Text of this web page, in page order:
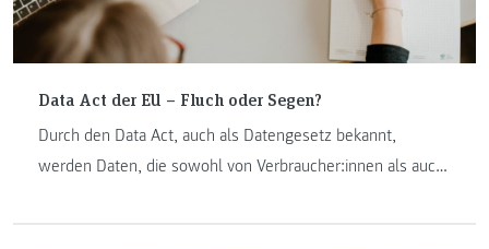
Data Act der EU – Fluch oder Segen?
Durch den Data Act, auch als Datengesetz bekannt,
werden Daten, die sowohl von Verbraucher:innen als auch